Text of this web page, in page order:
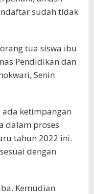
sudah tidak
tua siswa ibu
Pendidikan dan
Senin
ketimpangan
dalam proses
tahun 2022 ini.
dengan
Kemudian